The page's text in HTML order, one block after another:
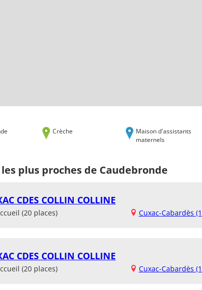
Crèche
Maison d'assistants
maternels
les plus proches de Caudebronde
CDES COLLIN COLLINE
(20 places) Cuxac-Cabardès
CDES COLLIN COLLINE
(20 places) Cuxac-Cabardès